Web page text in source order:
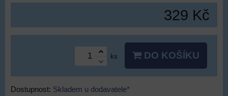
329 Kč
ks DO KOŠÍKU
Dostupnost: Skladem u dodavatele*